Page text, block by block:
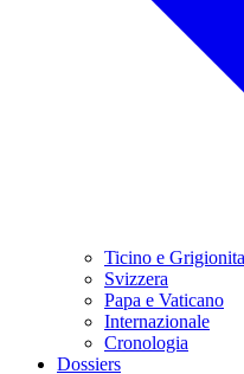
Ticino e
Svizzera
Papa e Vaticano
Internazionale
Cronologia
Dossiers